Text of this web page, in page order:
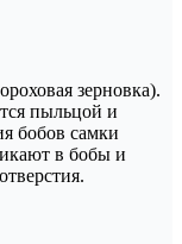
зерновка).
пыльцой и
бобов самки
в бобы и